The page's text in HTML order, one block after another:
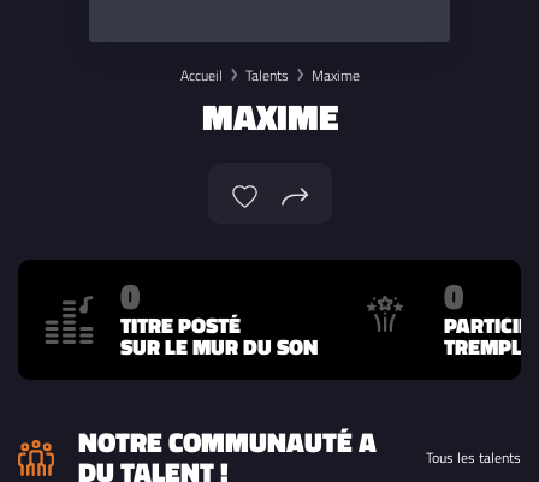
Accueil Talents Maxime
MAXIME
0
TITRE POSTÉ
SUR LE MUR DU SON
0
NOTRE COMMUNAUTÉ A
DU TALENT ! Tous les talents